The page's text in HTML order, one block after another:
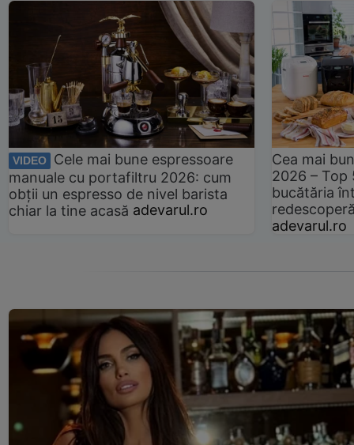
VIDEO
Cele mai bune espressoare
manuale cu portafiltru 2026: cum
obții un espresso de nivel barista
chiar la tine acasă adevarul.ro
Cea mai
2026 –
bucătăria
adevarul.ro